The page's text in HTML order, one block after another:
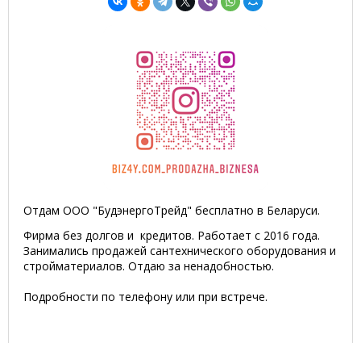
Отдам ООО "БудэнергоТрейд" бесплатно в Беларуси.
Фирма без долгов и кредитов. Работает с 2016 года.
Занимались продажей сантехнического оборудования и
стройматериалов. Отдаю за ненадобностью.
Подробности по телефону или при встрече.